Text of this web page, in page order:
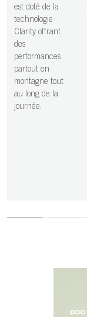
est doté de la
technologie
Clarity offrant
des
performances
partout en
montagne tout
au long de la
journée.